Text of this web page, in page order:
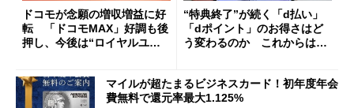
ドコモが念願の増収増益に好
転 「ドコモMAX」好調も後
押し、今後は“ロイヤルユー
“特典終了”が続く「d払い」
「dポイント」のお得さはど
う変わるのか これからは
マイルが超たまるビジネスカード！初年度年会
費無料で還元率最大1.125%